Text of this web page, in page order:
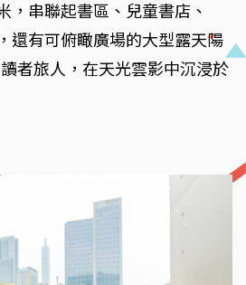
，串聯起書區、兒童書店、
還有可俯瞰廣場的大型露天陽
者旅人，在天光雲影中沉浸於